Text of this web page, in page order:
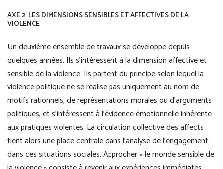
AXE 2. LES DIMENSIONS SENSIBLES ET AFFECTIVES DE LA
VIOLENCE
Un deuxième ensemble de travaux se développe depuis
quelques années. Ils s’intéressent à la dimension affective et
sensible de la violence. Ils partent du principe selon lequel la
violence politique ne se réalise pas uniquement au nom de
motifs rationnels, de représentations morales ou d’arguments
politiques, et s’intéressent à l’évidence émotionnelle inhérente
aux pratiques violentes. La circulation collective des affects
tient alors une place centrale dans l’analyse de l’engagement
dans ces situations sociales. Approcher « le monde sensible de